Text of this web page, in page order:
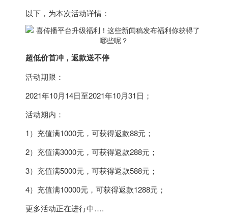
以下，为本次活动详情：
超低价首冲，返款送不停
活动期限：
2021年10月14日至2021年10月31日；
活动期内：
1）充值满1000元，可获得返款88元；
2）充值满3000元，可获得返款288元；
3）充值满5000元，可获得返款588元；
4）充值满10000元，可获得返款1288元；
更多活动正在进行中….